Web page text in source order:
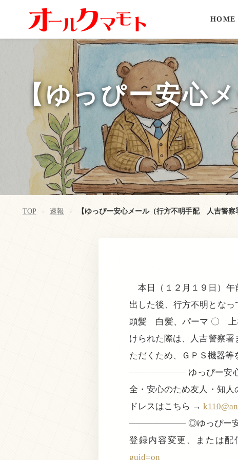
HOME
【ゆっぴー安心
TOP > 速報 > 【ゆっぴー安心メール（行方不明手配 人吉警察
本日（１２月１９日）午
出した後、行方不明と
頭髪 白髪、パーマ 〇
けられた際は、人吉警察
ただくため、ＧＰＳ機器等
——————– ゆっぴー安心メ
全・安心のため友人・知
ドレスはこちら →
——————– ◎ゆっぴー安心
登録内容変更、または配
guid=on